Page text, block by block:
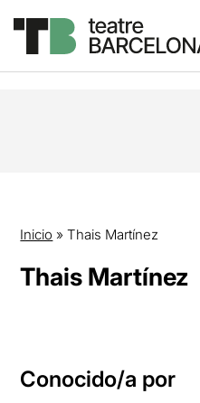
Inicio »Thais Martínez
Thais Martínez
Conocido/a por